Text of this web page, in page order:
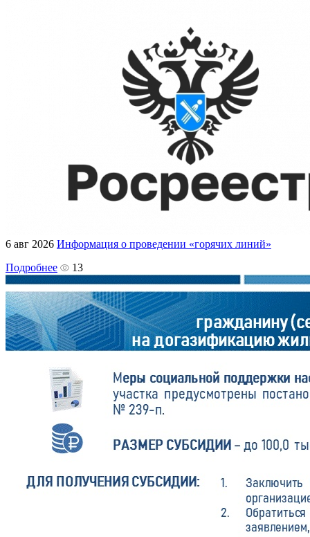
6 авг 2026 Информация о проведении «горячих линий»
Подробнее
13